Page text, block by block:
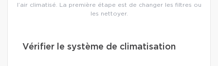
l’air climatisé. La première étape est de changer les filtres ou
les nettoyer.
Vérifier le système de climatisation